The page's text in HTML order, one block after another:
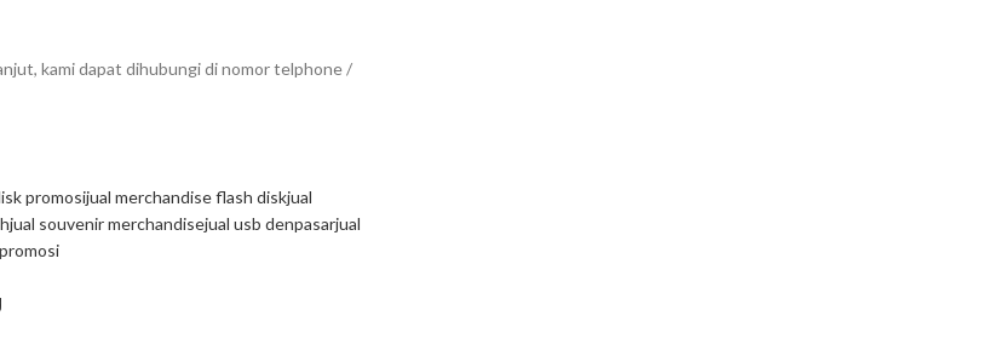
kami dapat dihubungi di nomor telphone /
promosijual merchandise flash diskjual
jual souvenir merchandisejual usb denpasarjual